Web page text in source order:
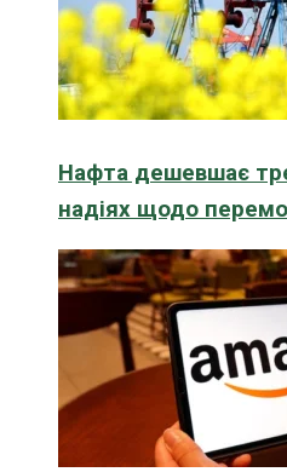
Нафта дешевшає
надіях щодо